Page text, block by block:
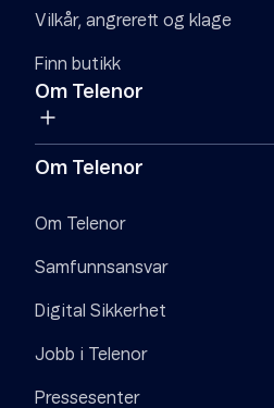
Vilkår, angrerett og klage
Finn butikk
Om Telenor
Om Telenor
Om Telenor
Samfunnsansvar
Digital Sikkerhet
Jobb i Telenor
Pressesenter